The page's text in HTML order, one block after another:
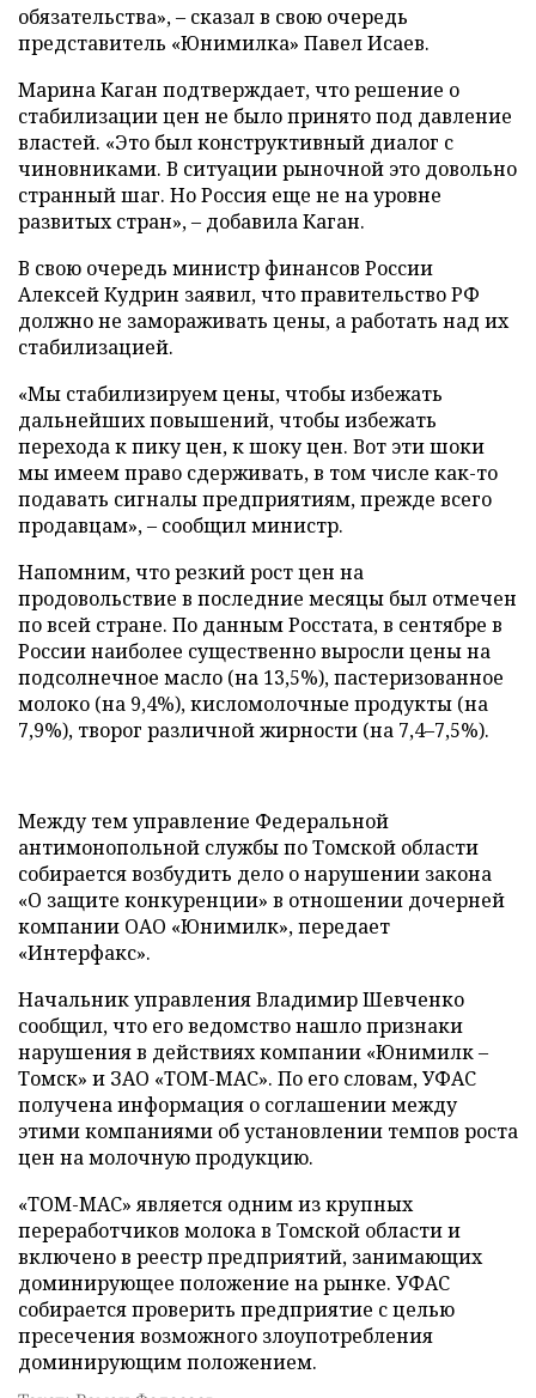
обязательства», – сказал в свою очередь
представитель «Юнимилка» Павел Исаев.
Марина Каган подтверждает, что решение о
стабилизации цен не было принято под давление
властей. «Это был конструктивный диалог с
чиновниками. В ситуации рыночной это довольно
странный шаг. Но Россия еще не на уровне
развитых стран», – добавила Каган.
В свою очередь министр финансов России
Алексей Кудрин заявил, что правительство РФ
должно не замораживать цены, а работать над их
стабилизацией.
«Мы стабилизируем цены, чтобы избежать
дальнейших повышений, чтобы избежать
перехода к пику цен, к шоку цен. Вот эти шоки
мы имеем право сдерживать, в том числе как-то
подавать сигналы предприятиям, прежде всего
продавцам», – сообщил министр.
Напомним, что резкий рост цен на
продовольствие в последние месяцы был отмечен
по всей стране. По данным Росстата, в сентябре в
России наиболее существенно выросли цены на
подсолнечное масло (на 13,5%), пастеризованное
молоко (на 9,4%), кисломолочные продукты (на
7,9%), творог различной жирности (на 7,4–7,5%).
Между тем управление Федеральной
антимонопольной службы по Томской области
собирается возбудить дело о нарушении закона
«О защите конкуренции» в отношении дочерней
компании ОАО «Юнимилк», передает
«Интерфакс».
Начальник управления Владимир Шевченко
сообщил, что его ведомство нашло признаки
нарушения в действиях компании «Юнимилк –
Томск» и ЗАО «ТОМ-MАС». По его словам, УФАС
получена информация о соглашении между
этими компаниями об установлении темпов роста
цен на молочную продукцию.
«ТОМ-MАС» является одним из крупных
переработчиков молока в Томской области и
включено в реестр предприятий, занимающих
доминирующее положение на рынке. УФАС
собирается проверить предприятие с целью
пресечения возможного злоупотребления
доминирующим положением.